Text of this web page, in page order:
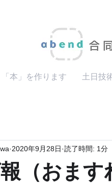
「本」を作ります 土日技
報（おま
2020年9月28日 読了時間: 1分